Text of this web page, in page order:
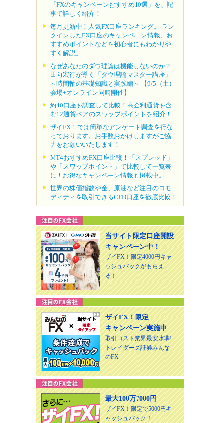
「FXのキャンペーンおすすめ10選」を、記
事で詳しく紹介！
毎月更新中！人気FX口座ランキング。 ラン
クインしたFX口座のキャンペーン情報、お
すすめポイントなどを初心者にもわかりや
すく解説。
なぜあなたのダウ理論は機能しないのか？
田向宏行が導く「ダウ理論マスター講座」
～時間軸の基礎知識と実践編～ 【9/5（土）
会場+オンライン同時開催】
約40口座を調査して比較！高金利通貨を含
む12通貨ペアのスワップポイントを紹介！
ザイFX！では簡単なアンケート調査を行な
っております。お手数おかけしますがご協
力をお願いいたします！
MT4おすすめFX口座比較！「スプレッド」
や「スワップポイント」で比較して一覧表
に！お得なキャンペーン情報も掲載中。
世界の株価指数や金、原油など注目のコモ
ディティを取引できるCFD口座を徹底比較！
当サイト限定口座開設
キャンペーン中！
ザイFX！限定4000円キャ
ッシュバックがもらえ
る！
ザイFX！限定
キャンペーン実施中
取引コスト業界最安水準!
トレイダーズ証券みんな
のFX
最大100万7000円
ザイFX！限定で5000円キ
ャッシュバック！